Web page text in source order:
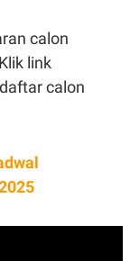
calon
link
calon